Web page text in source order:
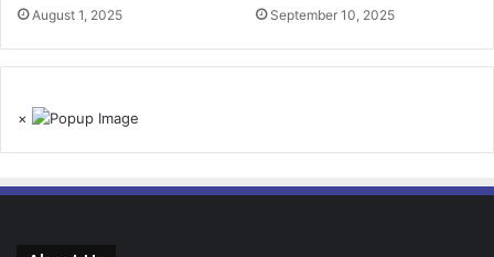
August 1, 2025 September 10, 2025
×